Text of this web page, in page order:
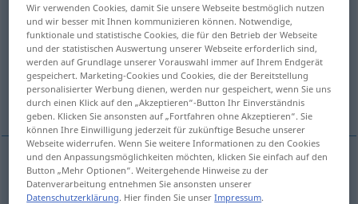
hybrid [hyˈbriːt]adj
Übersicht aller Übersetzungen
(Für mehr Details die Übersetzung anklicken/antippen)
hybride
hybride hybrid BIOL a. FIG
Wir verwenden Cookies, damit Sie unsere Webseite bestmöglich nutzen
und wir besser mit Ihnen kommunizieren können. Notwendige,
funktionale und statistische Cookies, die für den Betrieb der Webseite
und der statistischen Auswertung unserer Webseite erforderlich sind,
werden auf Grundlage unserer Vorauswahl immer auf Ihrem Endgerät
gespeichert. Marketing-Cookies und Cookies, die der Bereitstellung
personalisierter Werbung dienen, werden nur gespeichert, wenn Sie uns
durch einen Klick auf den „Akzeptieren“-Button Ihr Einverständnis
geben. Klicken Sie ansonsten auf „Fortfahren ohne Akzeptieren“. Sie
können Ihre Einwilligung jederzeit für zukünftige Besuche unserer
Webseite widerrufen. Wenn Sie weitere Informationen zu den Cookies
und den Anpassungsmöglichkeiten möchten, klicken Sie einfach auf den
Button „Mehr Optionen“. Weitergehende Hinweise zu der
Datenverarbeitung entnehmen Sie ansonsten unserer
Datenschutzerklärung. Hier finden Sie unserImpressum.